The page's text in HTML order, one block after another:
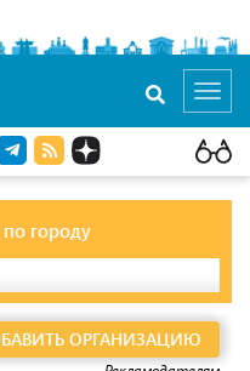
по городу
ОРГАНИЗАЦИЮ